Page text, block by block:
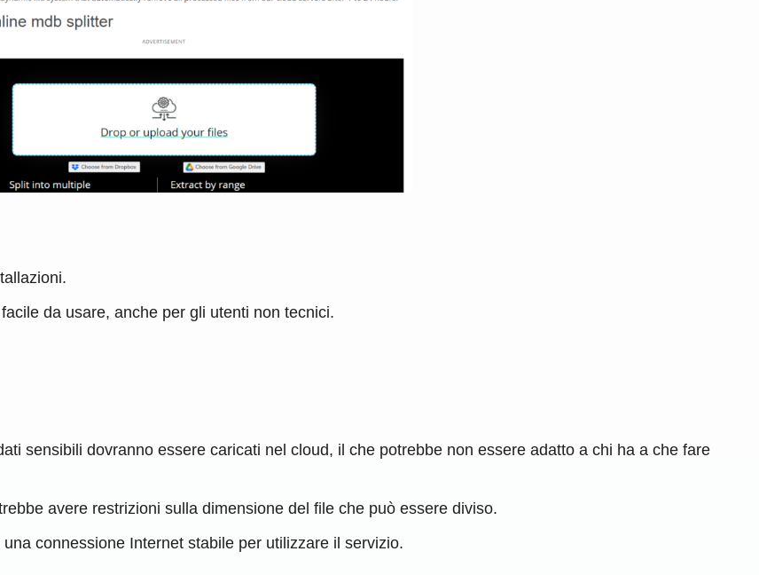
da usare, anche per gli utenti non tecnici.
sensibili dovranno essere caricati nel cloud, il che potrebbe non essere adatto a chi ha a che fare
avere restrizioni sulla dimensione del file che può essere diviso.
connessione Internet stabile per utilizzare il servizio.